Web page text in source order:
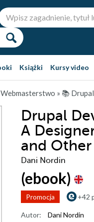
Książki Kursy video
Webmasterstwo » 📚 Drupal
Drupal
A
and
Dani Nordin
(ebook)
Promocja +42
Autor:
Dani Nordin